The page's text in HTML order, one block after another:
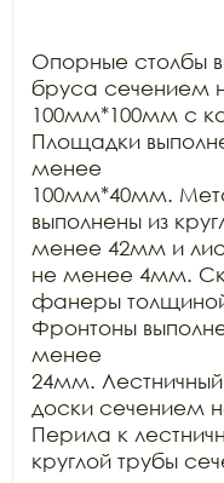
Опорные столбы
бруса сечением
100мм*100мм с
Площадки
менее
100мм*40мм.
выполнены из
менее 42мм и
не менее 4мм.
фанеры
Фронтоны
менее
24мм.
доски сечением
Перила к
круглой трубы